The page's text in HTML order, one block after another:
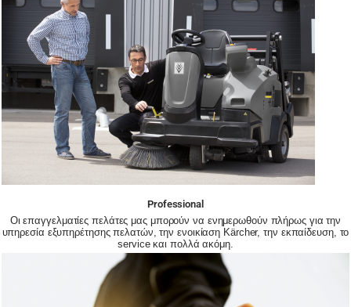
Professional
Οι επαγγελματίες πελάτες μας μπορούν να ενημερωθούν πλήρως για την
υπηρεσία εξυπηρέτησης πελατών, την ενοικίαση Kärcher, την εκπαίδευση, το
service και πολλά ακόμη.